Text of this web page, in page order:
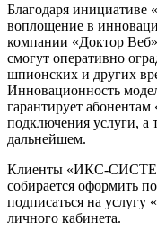
Благодаря
воплощение в
компании «Доктор
смогут оперативно
шпионских и других
Инновационность
гарантирует
подключения услуги, а
дальнейшем.
Клиенты «ИКС-
собирается оформить
подписаться на услугу
личного кабинета.